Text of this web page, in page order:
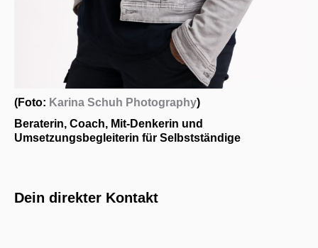
(Foto: Karina Schuh Photography)
Beraterin, Coach, Mit-Denkerin und
Umsetzungsbegleiterin für Selbstständige
Dein direkter Kontakt